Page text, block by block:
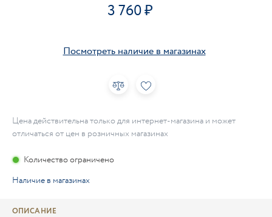
3 760
Посмотреть наличие в магазинах
Цена действительна только для интернет-магазина и может
отличаться от цен в розничных магазинах
Количество ограничено
Наличие в магазинах
ОПИСАНИЕ